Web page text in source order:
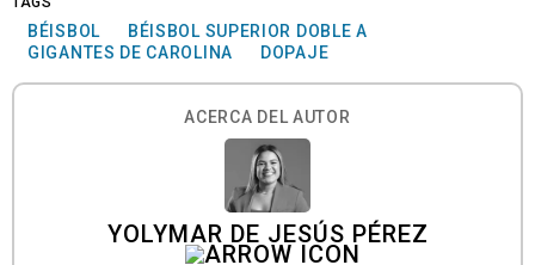
BÉISBOL
BÉISBOL SUPERIOR DOBLE A
GIGANTES DE CAROLINA
DOPAJE
ACERCA DEL AUTOR
YOLYMAR DE JESÚS PÉREZ